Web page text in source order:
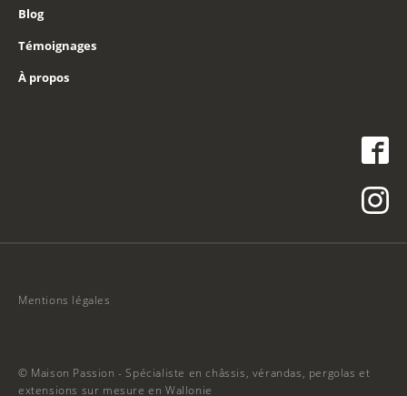
Blog
Témoignages
À propos
Mentions légales
© Maison Passion - Spécialiste en châssis, vérandas, pergolas et
extensions sur mesure en Wallonie